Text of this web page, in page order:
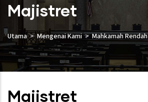
Majistret
Utama Mengenai Kami Mahkamah Rendah
Majistret